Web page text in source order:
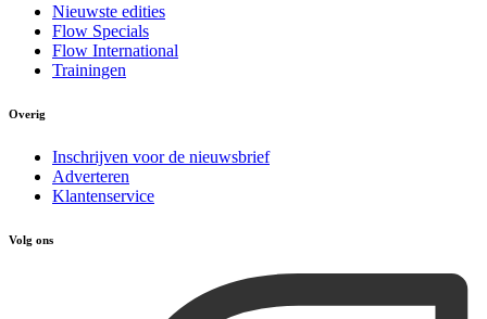
Nieuwste edities
Flow Specials
Flow International
Trainingen
Overig
Inschrijven voor de nieuwsbrief
Adverteren
Klantenservice
Volg ons